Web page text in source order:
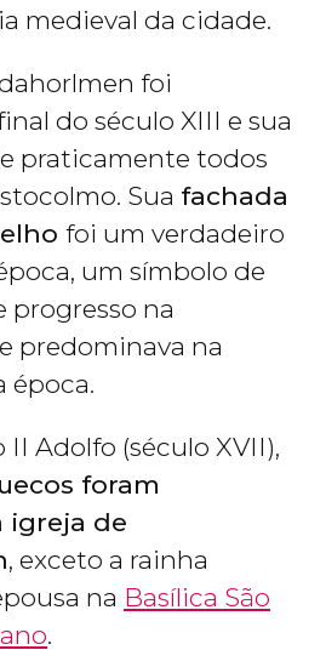
medieval da cidade.
foi
do século XIII e sua
praticamente todos
Sua fachada
foi um verdadeiro
um símbolo de
progresso na
predominava na
época.
II Adolfo (século XVII),
foram
igreja de
, exceto a rainha
na Basílica São
.